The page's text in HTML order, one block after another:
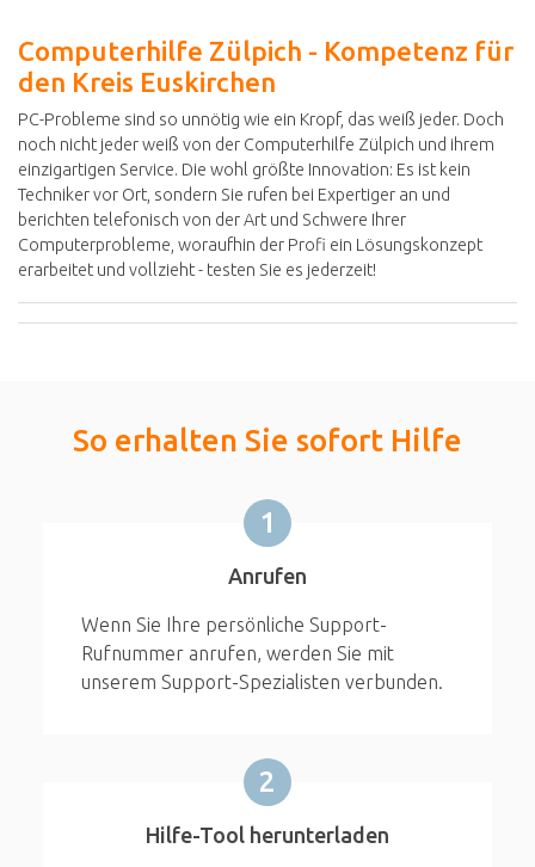
Computerhilfe Zülpich - Kompetenz für
den Kreis Euskirchen
PC-Probleme sind so unnötig wie ein Kropf, das weiß jeder. Doch
noch nicht jeder weiß von der Computerhilfe Zülpich und ihrem
einzigartigen Service. Die wohl größte Innovation: Es ist kein
Techniker vor Ort, sondern Sie rufen bei Expertiger an und
berichten telefonisch von der Art und Schwere Ihrer
Computerprobleme, woraufhin der Profi ein Lösungskonzept
erarbeitet und vollzieht - testen Sie es jederzeit!
So erhalten Sie sofort Hilfe
1
Anrufen
Wenn Sie Ihre persönliche Support-
Rufnummer anrufen, werden Sie mit
unserem Support-Spezialisten verbunden.
2
Hilfe-Tool herunterladen